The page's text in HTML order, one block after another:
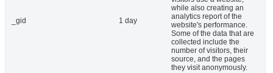
_gid 1 day
while also creating an
analytics report of the
website's performance.
Some of the data that are
collected include the
number of visitors, their
source, and the pages
they visit anonymously.